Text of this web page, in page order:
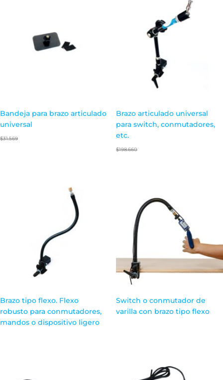
Bandeja para brazo articulado
universal
$31.569
Brazo articulado universal
para switch, conmutadores,
etc.
$198.660
Brazo tipo flexo. Flexo
robusto para conmutadores,
mandos o dispositivo ligero
Switch o conmutador de
varilla con brazo tipo flexo